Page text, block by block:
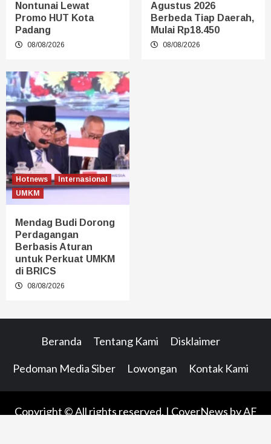
Nontunai Lewat
Promo HUT Kota
Padang
08/08/2026
Agustus 2026
Berbeda Tiap Daerah,
Mulai Rp18.450
08/08/2026
Hotnews
Internasional
UMKM
Mendag Budi Dorong
Perdagangan
Berbasis Aturan
untuk Perkuat UMKM
di BRICS
08/08/2026
Beranda Tentang Kami Disklaimer
Pedoman Media Siber Lowongan Kontak Kami
Copyright © All rights reserved.|CoverNewsby AF